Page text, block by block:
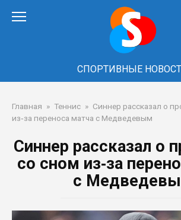
СПОРТИВНЫЕ
Главная » Теннис » Синнер рассказал о
из‑за переноса матча с Медведевым
Синнер рассказал о
со сном из‑за
с